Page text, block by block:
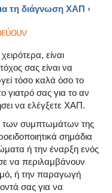
τη διάγνωση ΧΑΠ ›
είναι
σας είναι να
τόσο καλά όσο το
γιατρό σας για το αν
να ελέγξετε ΧΑΠ.
των συμπτωμάτων της
σημάδια
ή την έναρξη ενός
να περιλαμβάνουν
ή την παραγωγή
σας για να